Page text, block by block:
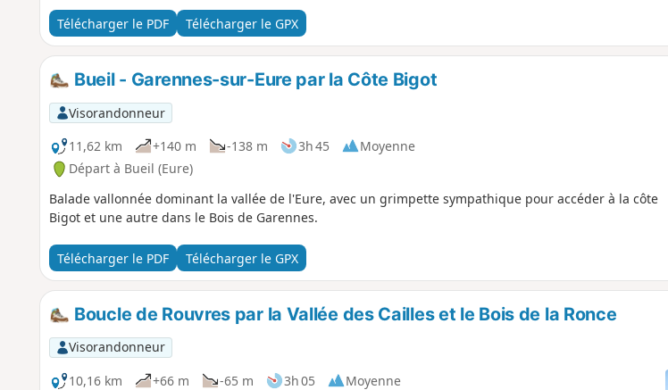
Télécharger le PDF Télécharger le GPX
Bueil - Garennes-sur-Eure par la Côte Bigot
Visorandonneur
11,62 km
+140 m -138 m 3h 45
Moyenne
Départ à Bueil (Eure)
Balade vallonnée dominant la vallée de l'Eure, avec un grimpette sympathique pour accéder à la côte
Bigot et une autre dans le Bois de Garennes.
Télécharger le PDF Télécharger le GPX
Boucle de Rouvres par la Vallée des Cailles et le Bois de la Ronce
Visorandonneur
10,16 km
+66 m -65 m 3h 05
Moyenne